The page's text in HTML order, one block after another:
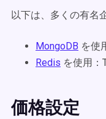
以下は、多くの有名
MongoDB を使
Redis を使用：
価格設定